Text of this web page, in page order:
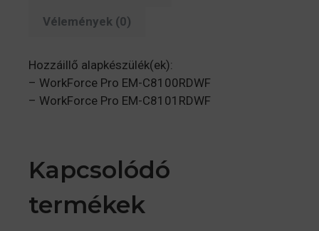
Vélemények (0)
Hozzáillő alapkészülék(ek):
– WorkForce Pro EM-C8100RDWF
– WorkForce Pro EM-C8101RDWF
Kapcsolódó
termékek